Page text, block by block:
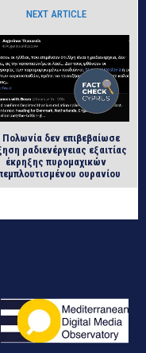
NEXT ARTICLE
δεν επιβεβαίωσε
ραδιενέργειας εξαιτίας
έκρηξης πυρομαχικών
ουρανίου